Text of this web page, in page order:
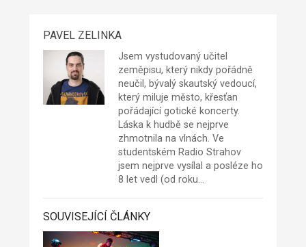
PAVEL ZELINKA
Jsem vystudovaný učitel
zeměpisu, který nikdy pořádně
neučil, bývalý skautský vedoucí,
který miluje město, křesťan
pořádající gotické koncerty.
Láska k hudbě se nejprve
zhmotnila na vlnách. Ve
studentském Radio Strahov
jsem nejprve vysílal a posléze ho
8 let vedl (od roku…
SOUVISEJÍCÍ ČLÁNKY